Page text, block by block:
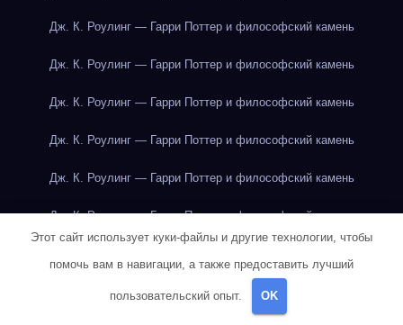
Дж. К. Роулинг — Гарри Поттер и философский камень
Дж. К. Роулинг — Гарри Поттер и философский камень
Дж. К. Роулинг — Гарри Поттер и философский камень
Дж. К. Роулинг — Гарри Поттер и философский камень
Дж. К. Роулинг — Гарри Поттер и философский камень
Дж. К. Роулинг — Гарри Поттер и философский камень
Дж. К. Роулинг — Гарри Поттер и философский камень
Этот сайт использует куки-файлы и другие технологии, чтобы
помочь вам в навигации, а также предоставить лучший
пользовательский опыт. OK